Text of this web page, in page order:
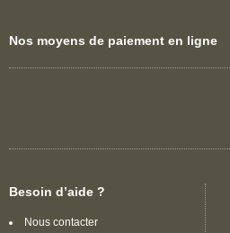
Nos moyens de paiement en ligne
Besoin d’aide ?
Nous contacter